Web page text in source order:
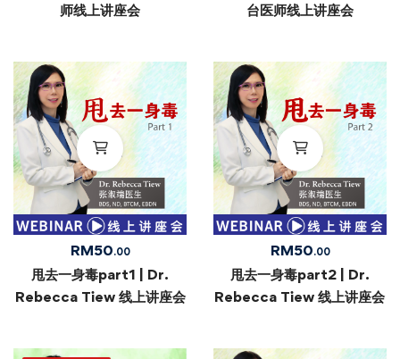
师线上讲座会 台医师线上讲座会
RM50.00
甩去一身毒part1 | Dr.
Rebecca Tiew 线上讲座会
RM50.00
甩去一身毒part2 | Dr.
Rebecca Tiew 线上讲座会